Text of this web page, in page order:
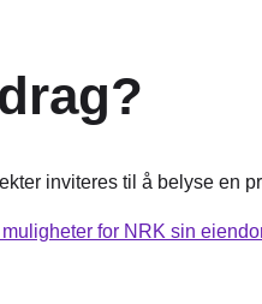
inviteres til å belyse en
for NRK sin